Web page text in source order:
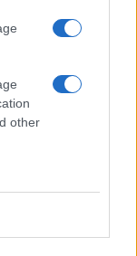
other
solares